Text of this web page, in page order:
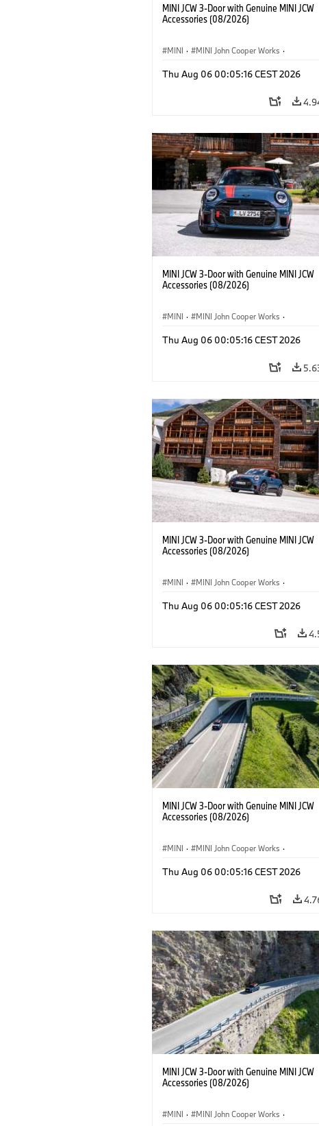
MINI JCW 3-Door with Genuine MINI JCW
Accessories (08/2026)
MINI · MINI John Cooper Works ·
Optional Extras, Accessories
Thu Aug 06 00:05:16 CEST 2026
MINI JCW 3-Door with Genuine MINI JCW
Accessories (08/2026)
MINI · MINI John Cooper Works ·
Optional Extras, Accessories
Thu Aug 06 00:05:16 CEST 2026
MINI JCW 3-Door with Genuine MINI JCW
Accessories (08/2026)
MINI · MINI John Cooper Works ·
Optional Extras, Accessories
Thu Aug 06 00:05:16 CEST 2026
MINI JCW 3-Door with Genuine MINI JCW
Accessories (08/2026)
MINI · MINI John Cooper Works ·
Optional Extras, Accessories
Thu Aug 06 00:05:16 CEST 2026
MINI JCW 3-Door with Genuine MINI JCW
Accessories (08/2026)
MINI · MINI John Cooper Works ·